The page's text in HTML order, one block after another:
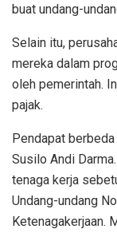
buat undang-
Selain itu,
mereka dalam
oleh pemerintah.
pajak.
Pendapat
Susilo Andi
tenaga kerja
Undang-undang
Ketenagakerjaan.